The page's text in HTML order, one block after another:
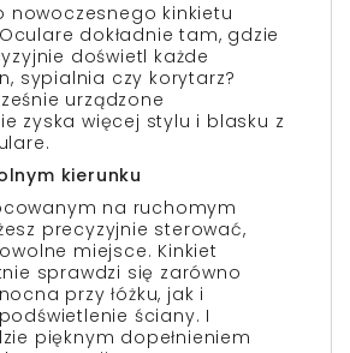
nowoczesnego kinkietu
dokładnie tam, gdzie
doświetl każde
sypialnia czy korytarz?
urządzone
zyska więcej stylu i blasku z
kierunku
na ruchomym
precyzyjnie sterować,
miejsce. Kinkiet
sprawdzi się zarówno
przy łóżku, jak i
ściany. I
pięknym dopełnieniem